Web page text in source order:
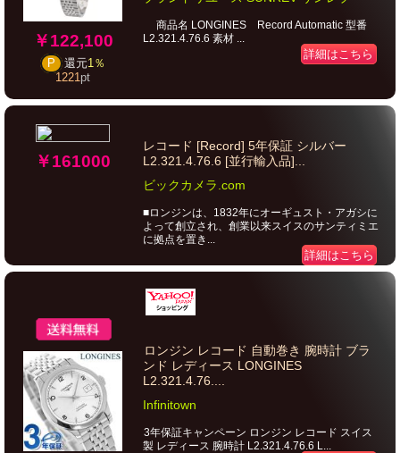
￥122,100
P 還元1％
1221pt
商品名 LONGINES Record Automatic 型番
L2.321.4.76.6 素材 ...
詳細はこちら
￥161000
レコード [Record] 5年保証 シルバー
L2.321.4.76.6 [並行輸入品]...
ビックカメラ.com
■ロンジンは、1832年にオーギュスト・アガシに
よって創立され、創業以来スイスのサンティミエ
に拠点を置き...
詳細はこちら
ロンジン レコード 自動巻き 腕時計 ブラ
ンド レディース LONGINES
L2.321.4.76....
Infinitown
3年保証キャンペーン ロンジン レコード スイス
製 レディース 腕時計 L2.321.4.76.6 L...